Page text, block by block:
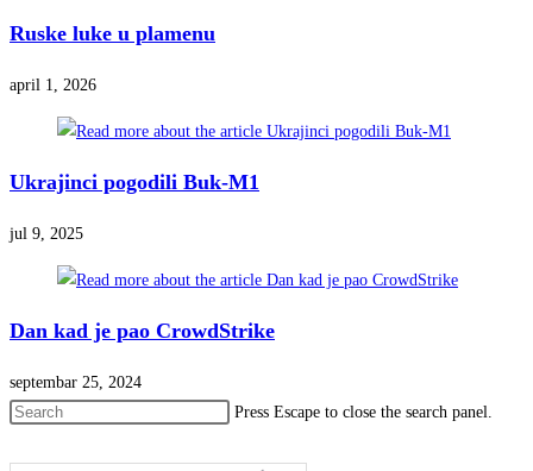
Ruske luke u plamenu
april 1, 2026
Ukrajinci pogodili Buk-M1
jul 9, 2025
Dan kad je pao CrowdStrike
septembar 25, 2024
Press Escape to close the search panel.